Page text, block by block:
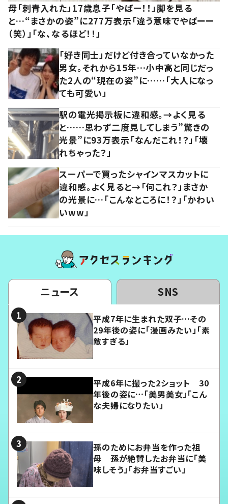
母「刺青入れた」17歳息子「やばー！！」脚を見る
と…“まさかの姿”に277万表示「違う意味でやばーー
（笑）」「な、なるほど！！」
「好き同士」だけど付き合っていなかった
男女。それから15年…小中高と同じだっ
た2人の“現在の姿”に……「大人になっ
ても可愛い」
駅の電光掲示板に違和感。→よく見る
と……思わず二度見してしまう”驚きの
光景”に93万表示「なんだこれ！？」「壊
れちゃった？」
スーパーで買ったシャインマスカットに
違和感。よく見ると→「何これ？」まさか
の光景に…「こんなところに！？」「かわい
いww」
ニュース SNS
平成7年に生まれた双子…その
29年後の姿に「漫画みたい」「素
敵すぎる」
平成6年に撮った2ショット 30
年後の姿に…「美男美女」「こん
な夫婦になりたい」
孫のためにお弁当を作った祖
母 孫が絶賛したお弁当に「美
味しそう」「お弁当すごい」